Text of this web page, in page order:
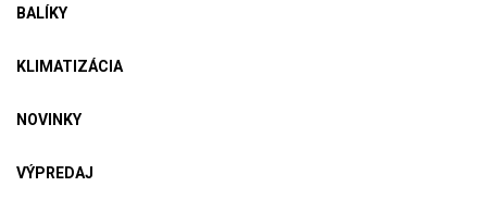
BALÍKY
KLIMATIZÁCIA
NOVINKY
VÝPREDAJ